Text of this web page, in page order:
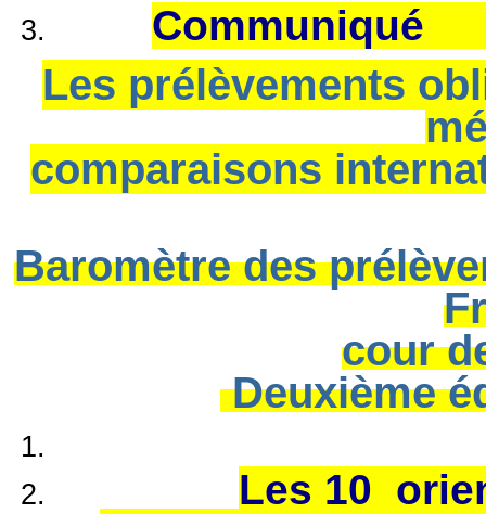
Communiqué
Les prélèvements
comparaisons
Baromètre des
cour
Deuxième
Les 10